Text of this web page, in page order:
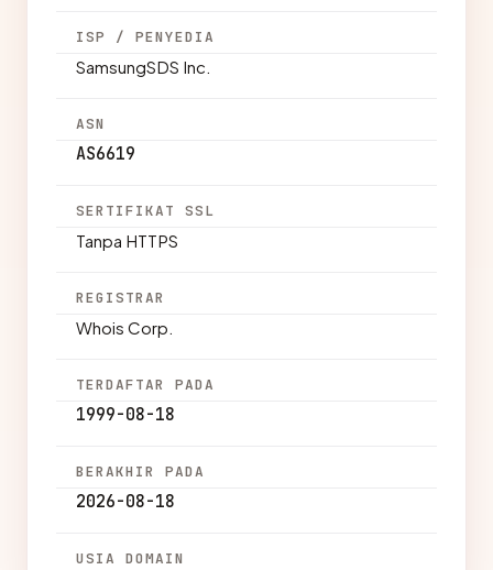
ISP / PENYEDIA
SamsungSDS Inc.
ASN
AS6619
SERTIFIKAT SSL
Tanpa HTTPS
REGISTRAR
Whois Corp.
TERDAFTAR PADA
1999-08-18
BERAKHIR PADA
2026-08-18
USIA DOMAIN